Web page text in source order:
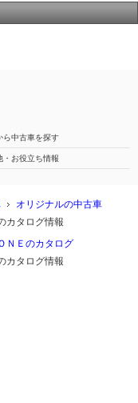
ら中古車を探す
・お役立ち情報
オリジナルの中古車
カタログ情報
ＮＥのカタログ
カタログ情報